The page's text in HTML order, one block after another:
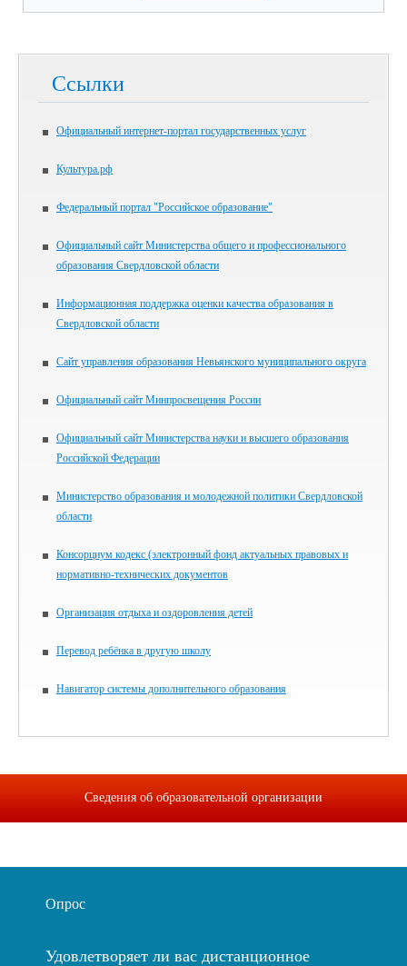
Ссылки
Официальный интернет-портал государственных услуг
Культура.рф
Федеральный портал "Российское образование"
Официальный сайт Министерства общего и профессионального
образования Свердловской области
Информационная поддержка оценки качества образования в
Свердловской области
Сайт управления образования Невьянского муниципального округа
Официальный сайт Минпросвещения России
Официальный сайт Министерства науки и высшего образования
Российской Федерации
Министерство образования и молодежной политики Свердловской
области
Консорциум кодекс (электронный фонд актуальных правовых и
нормативно-технических документов
Организация отдыха и оздоровления детей
Перевод ребёнка в другую школу
Навигатор системы дополнительного образования
Сведения об образовательной организации
Опрос
Удовлетворяет ли вас дистанционное